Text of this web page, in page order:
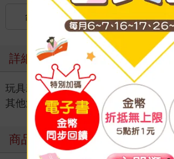
台灣 國內宅配：本島（廠商出貨
詳細資料
玩具親子 ＞ 流行授權電影 ＞ 更多
其他流行授權電影
商品評價